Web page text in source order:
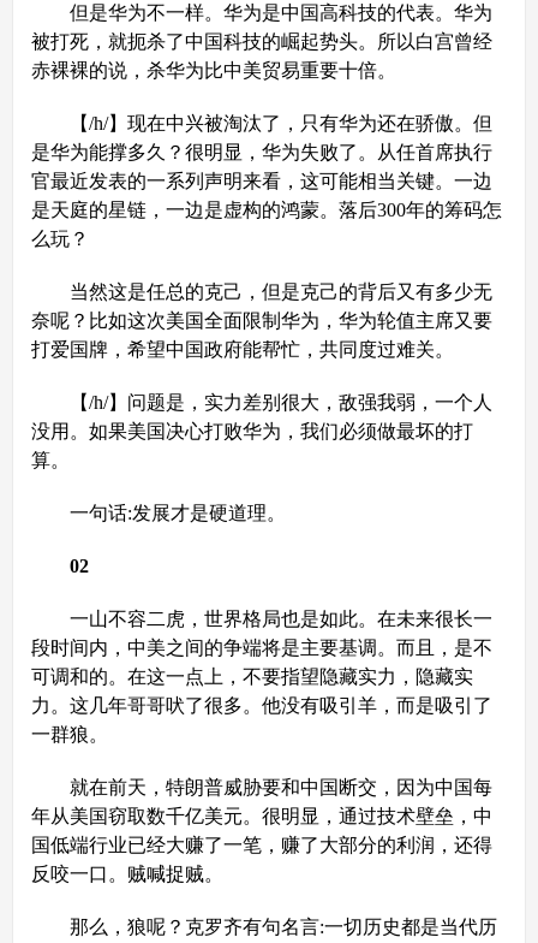
但是华为不一样。华为是中国高科技的代表。华为
被打死，就扼杀了中国科技的崛起势头。所以白宫曾经
赤裸裸的说，杀华为比中美贸易重要十倍。
【/h/】现在中兴被淘汰了，只有华为还在骄傲。但
是华为能撑多久？很明显，华为失败了。从任首席执行
官最近发表的一系列声明来看，这可能相当关键。一边
是天庭的星链，一边是虚构的鸿蒙。落后300年的筹码怎
么玩？
当然这是任总的克己，但是克己的背后又有多少无
奈呢？比如这次美国全面限制华为，华为轮值主席又要
打爱国牌，希望中国政府能帮忙，共同度过难关。
【/h/】问题是，实力差别很大，敌强我弱，一个人
没用。如果美国决心打败华为，我们必须做最坏的打
算。
一句话:发展才是硬道理。
02
一山不容二虎，世界格局也是如此。在未来很长一
段时间内，中美之间的争端将是主要基调。而且，是不
可调和的。在这一点上，不要指望隐藏实力，隐藏实
力。这几年哥哥吠了很多。他没有吸引羊，而是吸引了
一群狼。
就在前天，特朗普威胁要和中国断交，因为中国每
年从美国窃取数千亿美元。很明显，通过技术壁垒，中
国低端行业已经大赚了一笔，赚了大部分的利润，还得
反咬一口。贼喊捉贼。
那么，狼呢？克罗齐有句名言:一切历史都是当代历